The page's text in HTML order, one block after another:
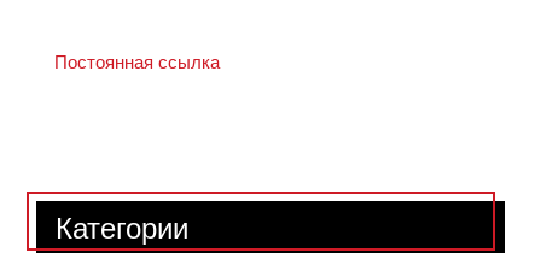
Постоянная ссылка
Категории